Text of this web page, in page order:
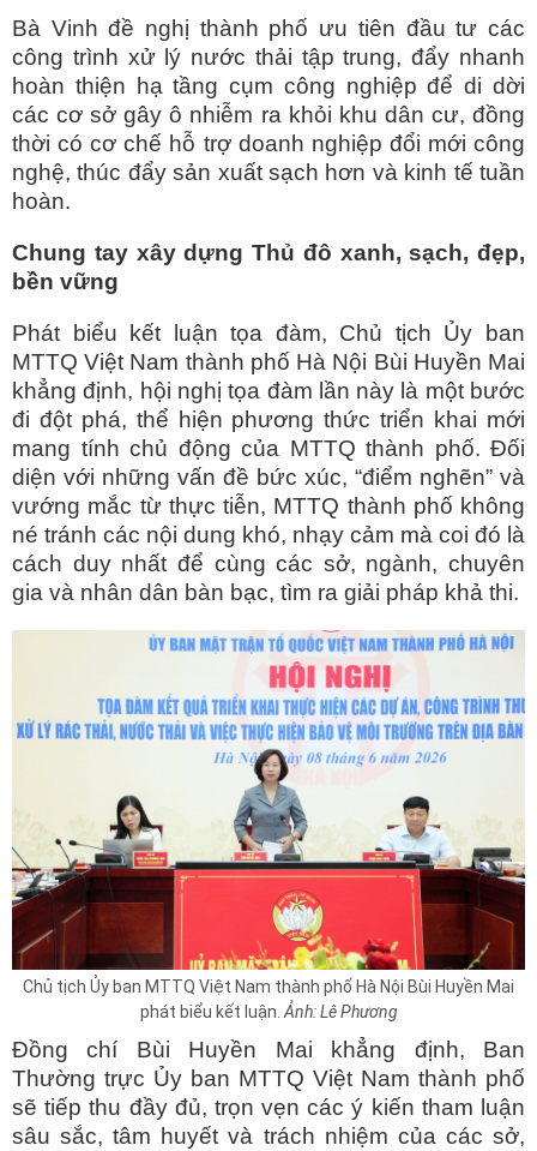
Bà Vinh đề nghị thành phố ưu tiên đầu tư các
công trình xử lý nước thải tập trung, đẩy nhanh
hoàn thiện hạ tầng cụm công nghiệp để di dời
các cơ sở gây ô nhiễm ra khỏi khu dân cư, đồng
thời có cơ chế hỗ trợ doanh nghiệp đổi mới công
nghệ, thúc đẩy sản xuất sạch hơn và kinh tế tuần
hoàn.
Chung tay xây dựng Thủ đô xanh, sạch, đẹp,
bền vững
Phát biểu kết luận tọa đàm, Chủ tịch Ủy ban
MTTQ Việt Nam thành phố Hà Nội Bùi Huyền Mai
khẳng định, hội nghị tọa đàm lần này là một bước
đi đột phá, thể hiện phương thức triển khai mới
mang tính chủ động của MTTQ thành phố. Đối
diện với những vấn đề bức xúc, “điểm nghẽn” và
vướng mắc từ thực tiễn, MTTQ thành phố không
né tránh các nội dung khó, nhạy cảm mà coi đó là
cách duy nhất để cùng các sở, ngành, chuyên
gia và nhân dân bàn bạc, tìm ra giải pháp khả thi.
Chủ tịch Ủy ban MTTQ Việt Nam thành phố Hà Nội Bùi Huyền Mai
phát biểu kết luận. Ảnh: Lê Phương
Đồng chí Bùi Huyền Mai khẳng định, Ban
Thường trực Ủy ban MTTQ Việt Nam thành phố
sẽ tiếp thu đầy đủ, trọn vẹn các ý kiến tham luận
sâu sắc, tâm huyết và trách nhiệm của các sở,